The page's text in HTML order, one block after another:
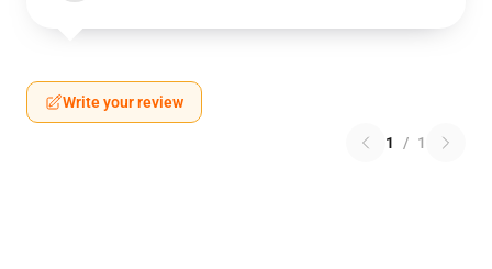
Write your review
1 / 1